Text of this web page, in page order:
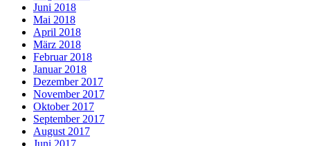
Juni 2018
Mai 2018
April 2018
März 2018
Februar 2018
Januar 2018
Dezember 2017
November 2017
Oktober 2017
September 2017
August 2017